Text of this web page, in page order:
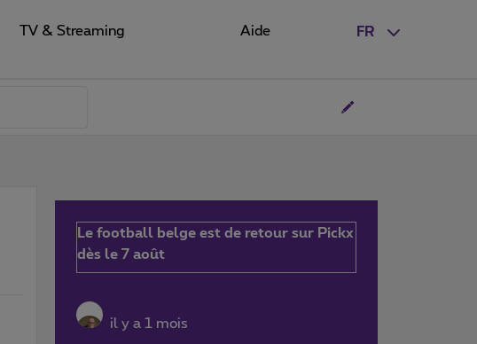
FR
TV & Streaming Aide
Le football belge est de retour sur Pickx
dès le 7 août
il y a 1 mois